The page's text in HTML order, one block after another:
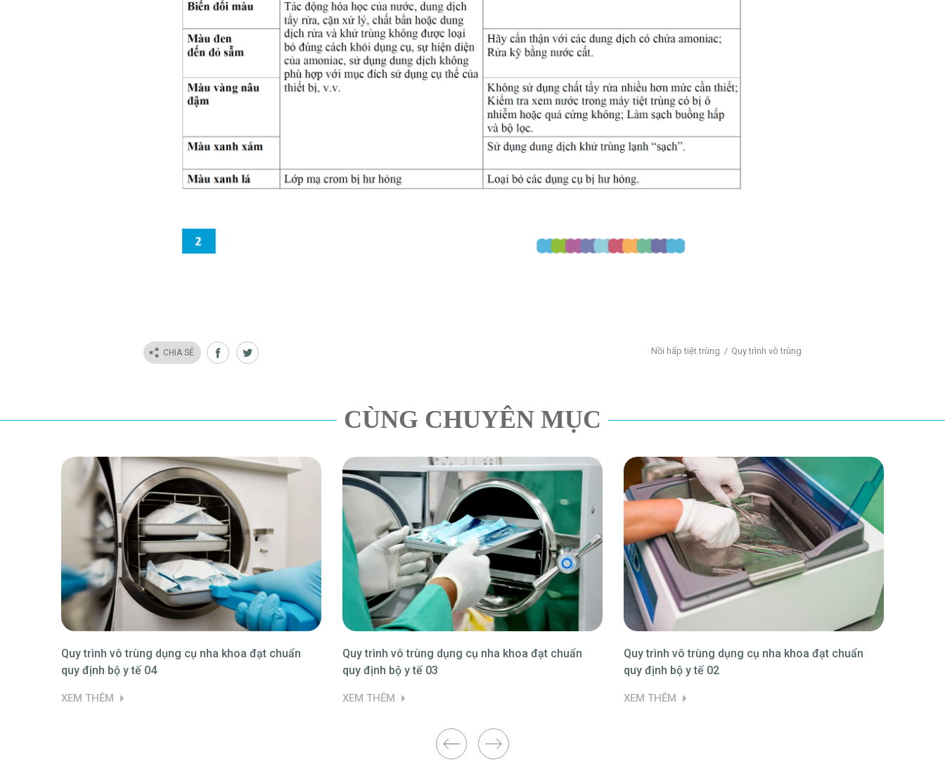
CHIA SẺ Nồi hấp tiệt trùng Quy trình vô trùng
CÙNG CHUYÊN MỤC
Quy trình vô trùng dụng cụ nha khoa đạt chuẩn
quy định bộ y tế 04
XEM THÊM
Quy trình vô trùng dụng cụ nha khoa đạt chuẩn
quy định bộ y tế 03
XEM THÊM
Quy trình vô trùng dụng cụ nha khoa đạt chuẩn
quy định bộ y tế 02
XEM THÊM